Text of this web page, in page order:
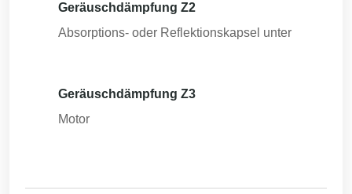
Geräuschdämpfung Z2
Absorptions- oder Reflektionskapsel unter
Geräuschdämpfung Z3
Motor